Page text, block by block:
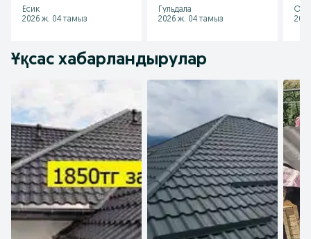
Есик
2026 ж. 04 тамыз
Гульдала
2026 ж. 04 тамыз
Ұқсас хабарландырулар